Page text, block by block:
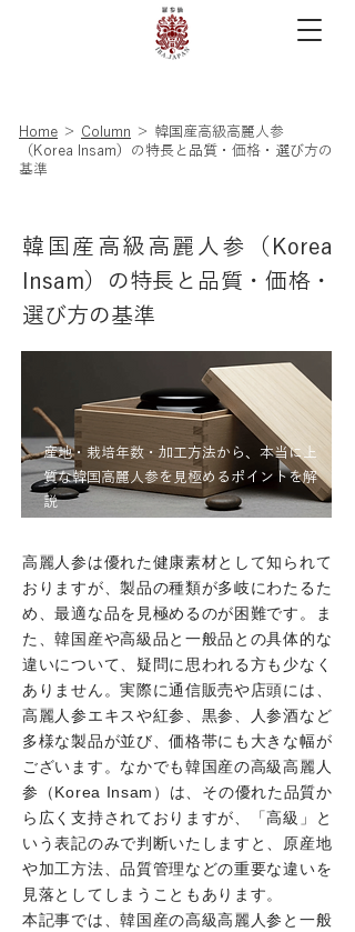
Home ＞ Column ＞ 韓国産高級高麗人参
（Korea Insam）の特長と品質・価格・選び方の
基準
韓国産高級高麗人参（Korea
Insam）の特長と品質・価格・
選び方の基準
産地・栽培年数・加工方法から、本当に上
質な韓国高麗人参を見極めるポイントを解
説
高麗人参は優れた健康素材として知られて
おりますが、製品の種類が多岐にわたるた
め、最適な品を見極めるのが困難です。ま
た、韓国産や高級品と一般品との具体的な
違いについて、疑問に思われる方も少なく
ありません。実際に通信販売や店頭には、
高麗人参エキスや紅参、黒参、人参酒など
多様な製品が並び、価格帯にも大きな幅が
ございます。なかでも韓国産の高級高麗人
参（Korea Insam）は、その優れた品質か
ら広く支持されておりますが、「高級」と
いう表記のみで判断いたしますと、原産地
や加工方法、品質管理などの重要な違いを
見落としてしまうこともあります。
本記事では、韓国産の高級高麗人参と一般